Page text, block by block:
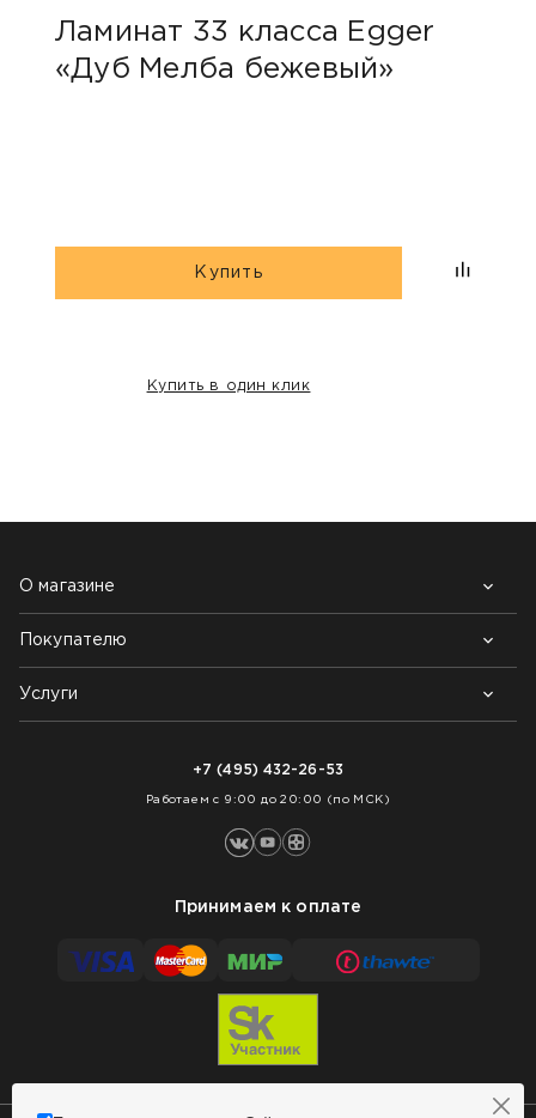
Ламинат 33 класса Egger
«Дуб Мелба бежевый»
Купить
Купить в один клик
О магазине
Почему выбирают нас
Контакты
Блог
Покупателю
Возврат товара
Как заказать
Услуги
+7 (495) 432-26-53
Работаем с 9:00 до 20:00 (по МСК)
Принимаем к оплате